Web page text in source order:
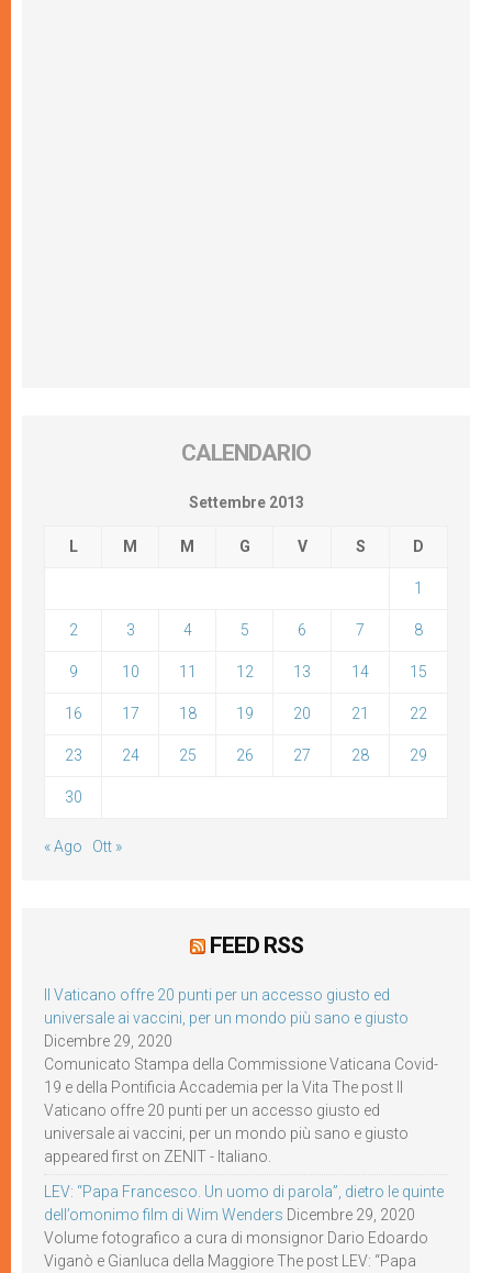
CALENDARIO
Settembre 2013
L M M G V S D
1
2 3 4 5 6 7 8
9 10 11 12 13 14 15
16 17 18 19 20 21 22
23 24 25 26 27 28 29
30
« Ago Ott »
FEED RSS
Il Vaticano offre 20 punti per un accesso giusto ed
universale ai vaccini, per un mondo più sano e giusto
Dicembre 29, 2020
Comunicato Stampa della Commissione Vaticana Covid-
19 e della Pontificia Accademia per la Vita The post Il
Vaticano offre 20 punti per un accesso giusto ed
universale ai vaccini, per un mondo più sano e giusto
appeared first on ZENIT - Italiano.
LEV: “Papa Francesco. Un uomo di parola”, dietro le quinte
dell’omonimo film di Wim Wenders Dicembre 29, 2020
Volume fotografico a cura di monsignor Dario Edoardo
Viganò e Gianluca della Maggiore The post LEV: “Papa